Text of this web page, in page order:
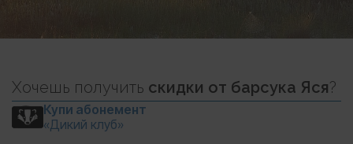
Хочешь получить скидки от барсука Яся?
Купи абонемент
«Дикий клуб»